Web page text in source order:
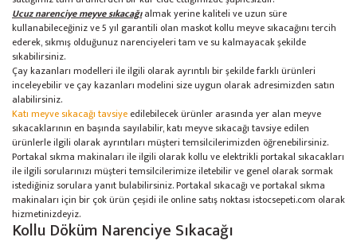
Ucuz narenciye meyve sıkacağıalmak yerine kaliteli ve uzun süre
kullanabileceğiniz ve 5 yıl garantili olan maskot kollu meyve sıkacağını tercih
ederek, sıkmış olduğunuz narenciyeleri tam ve su kalmayacak şekilde
sıkabilirsiniz.
Çay kazanları modelleri ile ilgili olarak ayrıntılı bir şekilde farklı ürünleri
inceleyebilir ve çay kazanları modelini size uygun olarak adresimizden satın
alabilirsiniz.
Katı meyve sıkacağı tavsiye edilebilecek ürünler arasında yer alan meyve
sıkacaklarının en başında sayılabilir, katı meyve sıkacağı tavsiye edilen
ürünlerle ilgili olarak ayrıntıları müşteri temsilcilerimizden öğrenebilirsiniz.
Portakal sıkma makinaları ile ilgili olarak kollu ve elektrikli portakal sıkacakları
ile ilgili sorularınızı müşteri temsilcilerimize iletebilir ve genel olarak sormak
istediğiniz sorulara yanıt bulabilirsiniz. Portakal sıkacağı ve portakal sıkma
makinaları için bir çok ürün çeşidi ile online satış noktası istocsepeti.com olarak
hizmetinizdeyiz.
Kollu Döküm Narenciye Sıkacağı